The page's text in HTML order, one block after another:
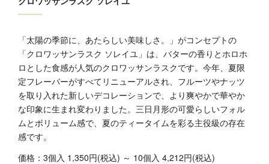
「太陽の季節に、あたらしい美味しさ。」がコンセプトの
「クロワッサンラスク ソレイユ」は、バターの香りとホロホ
ロとした食感が人気のクロワッサンラスクです。今年、夏限
定フレーバーがすべてリニューアルされ、フルーツやナッツ
を取り入れた新しいデコレーションで、より爽やかで華やか
な印象に生まれ変わりました。三日月形の可愛らしいフォル
ムとボリューム感で、夏のティータイムを彩る主役級の存在
感です。
価格：3個入 1,350円(税込) ～ 10個入 4,212円(税込)